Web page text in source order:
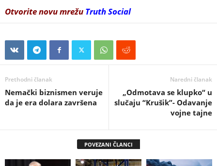
Otvorite novu mrežu Truth Social
Prethodni članak
Nemački biznismen veruje
da je era dolara završena
Naredni članak
„Odmotava se klupko“ u
slučaju “Krušik”- Odavanje
vojne tajne
POVEZANI ČLANCI